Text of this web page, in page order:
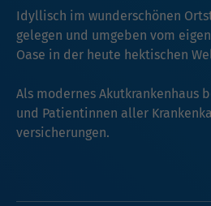
Idyllisch im wunderschönen
gelegen und umgeben vom
Oase in der heute hektischen
Als modernes Akutkrankenhaus
und Patientinnen aller
versicherungen.